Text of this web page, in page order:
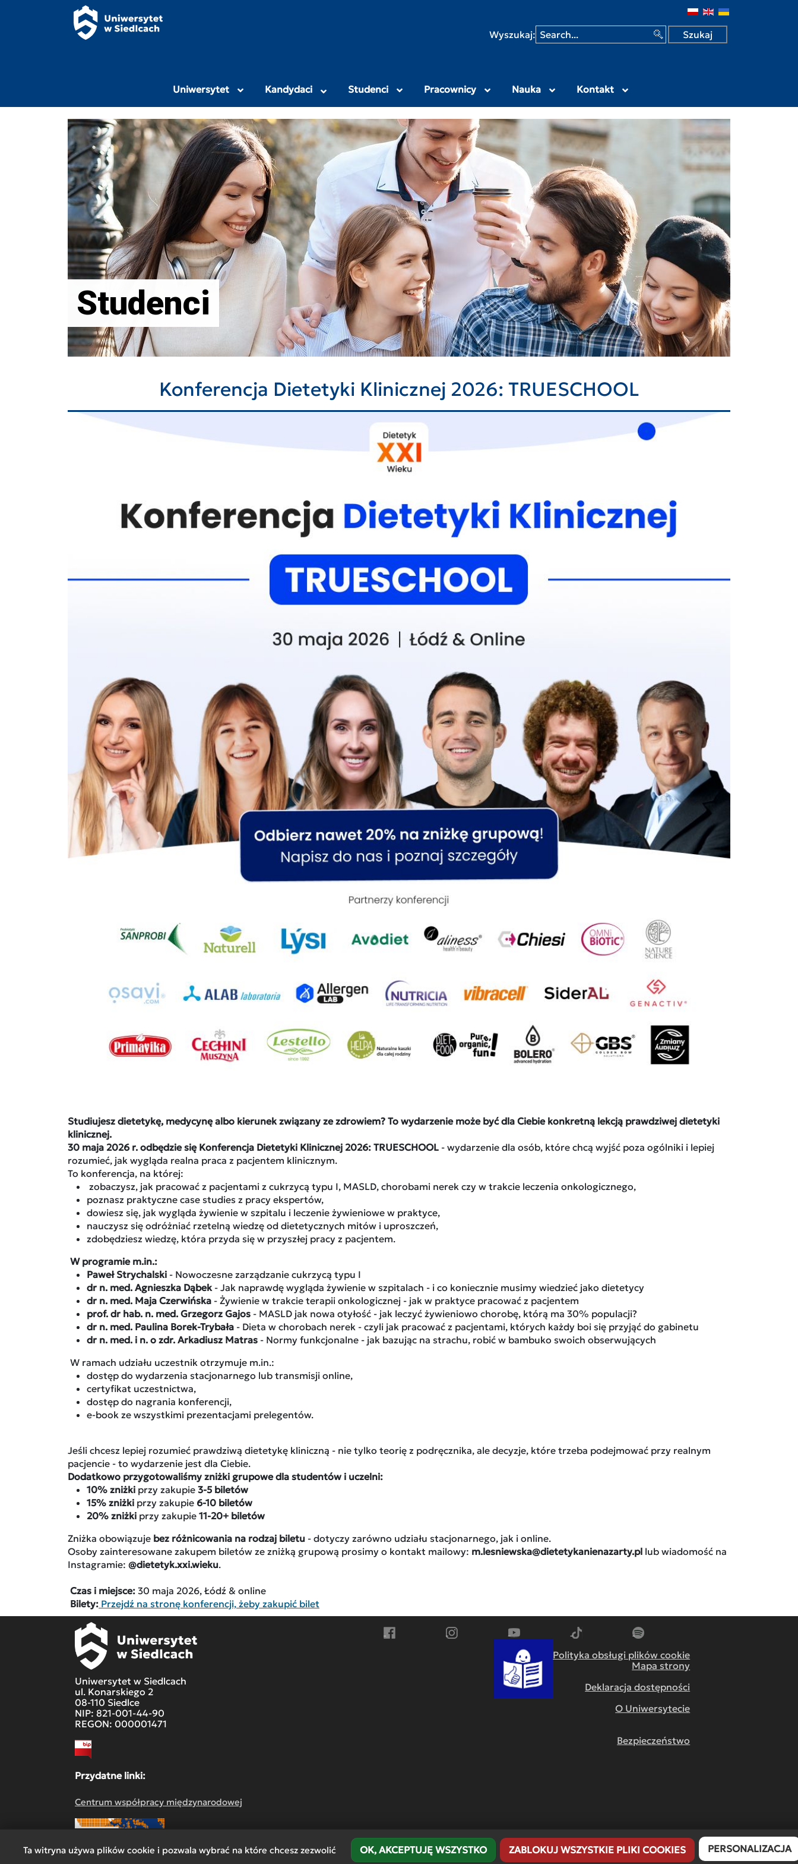
Panel zarządzania plikami cookies
Ta witryna używa plików cookie i pozwala wybrać na które chcesz zezwolić OK, AKCEPTUJĘ WSZYSTKO ZABLOKUJ WSZYSTKIE PLIKI COOKIES PERSONALIZACJA
Uniwersytet Przyrodniczo-Humanistyczny w Siedlcach
Wyszukaj:
Uniwersytet Kandydaci Studenci Pracownicy Nauka Kontakt
Studenci
Konferencja Dietetyki Klinicznej 2026: TRUESCHOOL
Studiujesz dietetykę, medycynę albo kierunek związany ze zdrowiem? To wydarzenie może być dla Ciebie konkretną lekcją prawdziwej dietetyki
klinicznej.
30 maja 2026 r. odbędzie się Konferencja Dietetyki Klinicznej 2026: TRUESCHOOL - wydarzenie dla osób, które chcą wyjść poza ogólniki i lepiej
rozumieć, jak wygląda realna praca z pacjentem klinicznym.
To konferencja, na której:
zobaczysz, jak pracować z pacjentami z cukrzycą typu I, MASLD, chorobami nerek czy w trakcie leczenia onkologicznego,
poznasz praktyczne case studies z pracy ekspertów,
dowiesz się, jak wygląda żywienie w szpitalu i leczenie żywieniowe w praktyce,
nauczysz się odróżniać rzetelną wiedzę od dietetycznych mitów i uproszczeń,
zdobędziesz wiedzę, która przyda się w przyszłej pracy z pacjentem.
W programie m.in.:
Paweł Strychalski - Nowoczesne zarządzanie cukrzycą typu I
dr n. med. Agnieszka Dąbek- Jak naprawdę wygląda żywienie w szpitalach - i co koniecznie musimy wiedzieć jako dietetycy
dr n. med. Maja Czerwińska - Żywienie w trakcie terapii onkologicznej - jak w praktyce pracować z pacjentem
prof. dr hab. n. med. Grzegorz Gajos - MASLD jak nowa otyłość - jak leczyć żywieniowo chorobę, którą ma 30% populacji?
dr n. med. Paulina Borek-Trybała - Dieta w chorobach nerek - czyli jak pracować z pacjentami, których każdy boi się przyjąć do gabinetu
dr n. med. i n. o zdr. Arkadiusz Matras - Normy funkcjonalne - jak bazując na strachu, robić w bambuko swoich obserwujących
W ramach udziału uczestnik otrzymuje m.in.:
dostęp do wydarzenia stacjonarnego lub transmisji online,
certyfikat uczestnictwa,
dostęp do nagrania konferencji,
e-book ze wszystkimi prezentacjami prelegentów.
Jeśli chcesz lepiej rozumieć prawdziwą dietetykę kliniczną - nie tylko teorię z podręcznika, ale decyzje, które trzeba podejmować przy realnym
pacjencie - to wydarzenie jest dla Ciebie.
Dodatkowo przygotowaliśmy zniżki grupowe dla studentów i uczelni:
10% zniżki przy zakupie 3-5 biletów
15% zniżki przy zakupie 6-10 biletów
20% zniżki przy zakupie 11-20+ biletów
Zniżka obowiązuje bez różnicowania na rodzaj biletu - dotyczy zarówno udziału stacjonarnego, jak i online.
Osoby zainteresowane zakupem biletów ze zniżką grupową prosimy o kontakt mailowy: m.lesniewska@dietetykanienazarty.pl lub wiadomość na
Instagramie: @dietetyk.xxi.wieku.
Czas i miejsce: 30 maja 2026, Łódź & online
Bilety: Przejdź na stronę konferencji, żeby zakupić bilet
Uniwersytet w Siedlcach
ul. Konarskiego 2
08-110 Siedlce
NIP: 821-001-44-90
REGON: 000001471
Przydatne linki:
Centrum współpracy międzynarodowej
Polityka obsługi plików cookie
Mapa strony
Deklaracja dostępności
O Uniwersytecie
Bezpieczeństwo